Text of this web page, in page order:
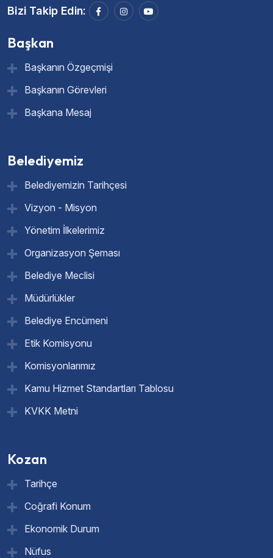
Bizi Takip Edin:
Başkan
Başkanın Özgeçmişi
Başkanın Görevleri
Başkana Mesaj
Belediyemiz
Belediyemizin Tarihçesi
Vizyon - Misyon
Yönetim İlkelerimiz
Organizasyon Şeması
Belediye Meclisi
Müdürlükler
Belediye Encümeni
Etik Komisyonu
Komisyonlarımız
Kamu Hizmet Standartları Tablosu
KVKK Metni
Kozan
Tarihçe
Coğrafi Konum
Ekonomik Durum
Nüfus